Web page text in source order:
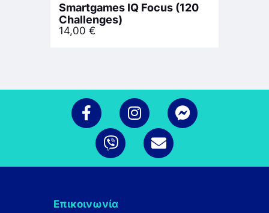
Smartgames IQ Focus (120
Challenges)
14,00 €
Επικοινωνία